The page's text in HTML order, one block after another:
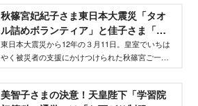
でしょうか。
秋篠宮妃紀子さま東日本大震災「タオ
ル詰めボランティア」と佳子さま「手
話」の奉仕精神 - Aneひめ.net
東日本大震災から12年の３月11日。皇室でいちは
やく被災者の支援にかけつけられた秋篠宮ご一家
り入れられていました。そんな秋篠宮ご一家のボ
美智子さまの決意！天皇陛下「学習院